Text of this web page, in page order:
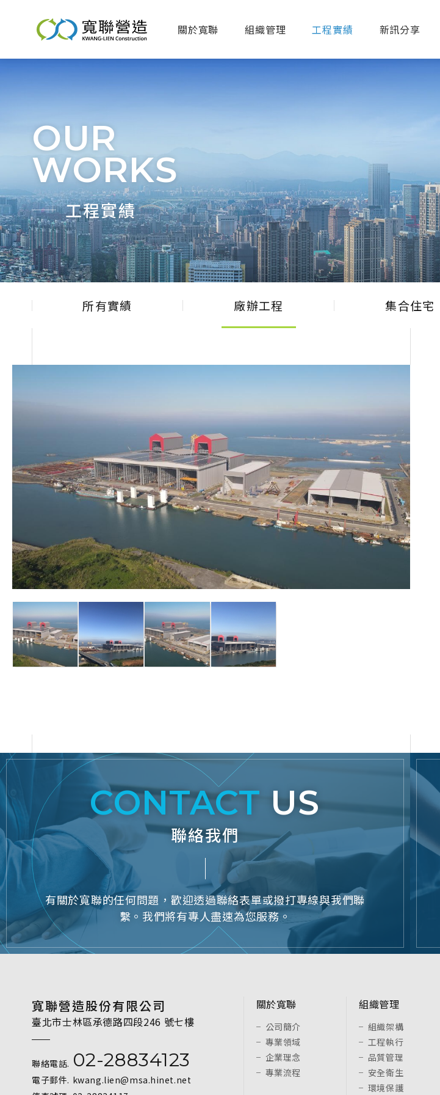
關於寬聯 組織管理 工程實績 新訊分享
OUR
WORKS
工程實績
所有實績 廠辦工程 集合住宅
CONTACT US
聯絡我們
有關於寬聯的任何問題，歡迎透過聯絡表單或撥打專線與我們聯
繫。我們將有專人盡速為您服務。
寬聯營造股份有限公司
臺北市士林區承德路四段246 號七樓
聯絡電話. 02-28834123
電子郵件. kwang.lien@msa.hinet.net
關於寬聯
公司簡介
專業領域
企業理念
專業流程
組織管理
組織架構
工程執行
品質管理
安全衛生
環境保護